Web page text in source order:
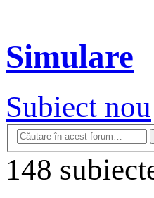
Simulare
Subiect nou
148